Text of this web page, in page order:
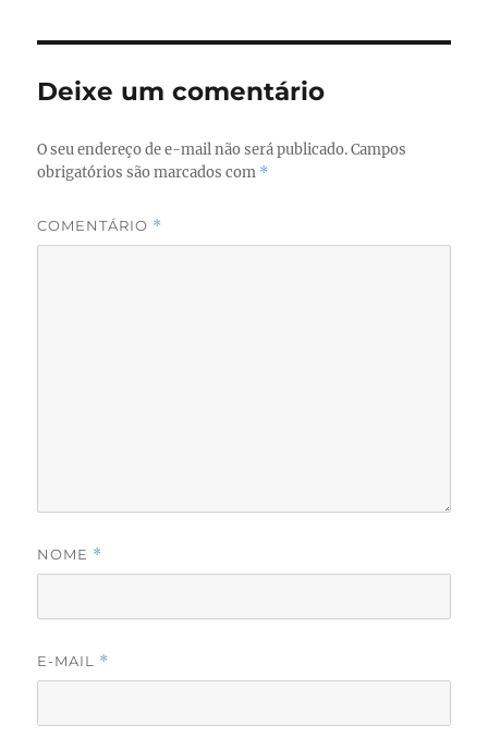
Deixe um comentário
O seu endereço de e-mail não será publicado. Campos
obrigatórios são marcados com *
COMENTÁRIO *
NOME *
E-MAIL *